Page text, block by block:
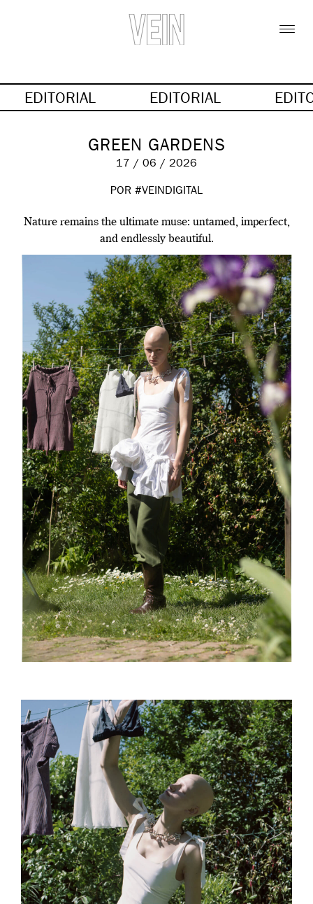
EDITORIAL EDITORIAL
GREEN GARDENS
17 / 06 / 2026
POR #VEINDIGITAL
Nature remains the ultimate muse: untamed, imperfect,
and endlessly beautiful.